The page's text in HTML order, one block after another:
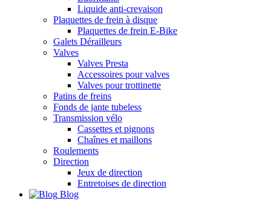
Liquide anti-crevaison
Plaquettes de frein à disque
Plaquettes de frein E-Bike
Galets Dérailleurs
Valves
Valves Presta
Accessoires pour valves
Valves pour trottinette
Patins de freins
Fonds de jante tubeless
Transmission vélo
Cassettes et pignons
Chaînes et maillons
Roulements
Direction
Jeux de direction
Entretoises de direction
Blog